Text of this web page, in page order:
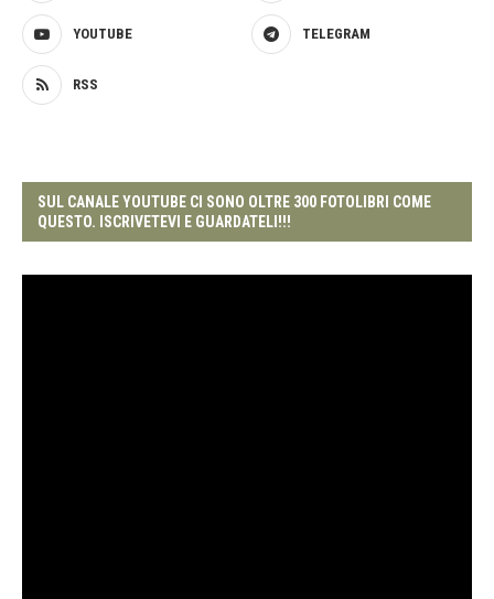
YOUTUBE TELEGRAM
RSS
SUL CANALE YOUTUBE CI SONO OLTRE 300 FOTOLIBRI COME
QUESTO. ISCRIVETEVI E GUARDATELI!!!